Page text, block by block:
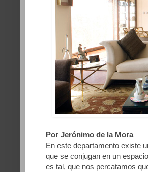
Por Jerónimo de la Mora
En este departamento existe
que se conjugan en un
es tal, que nos percatamos